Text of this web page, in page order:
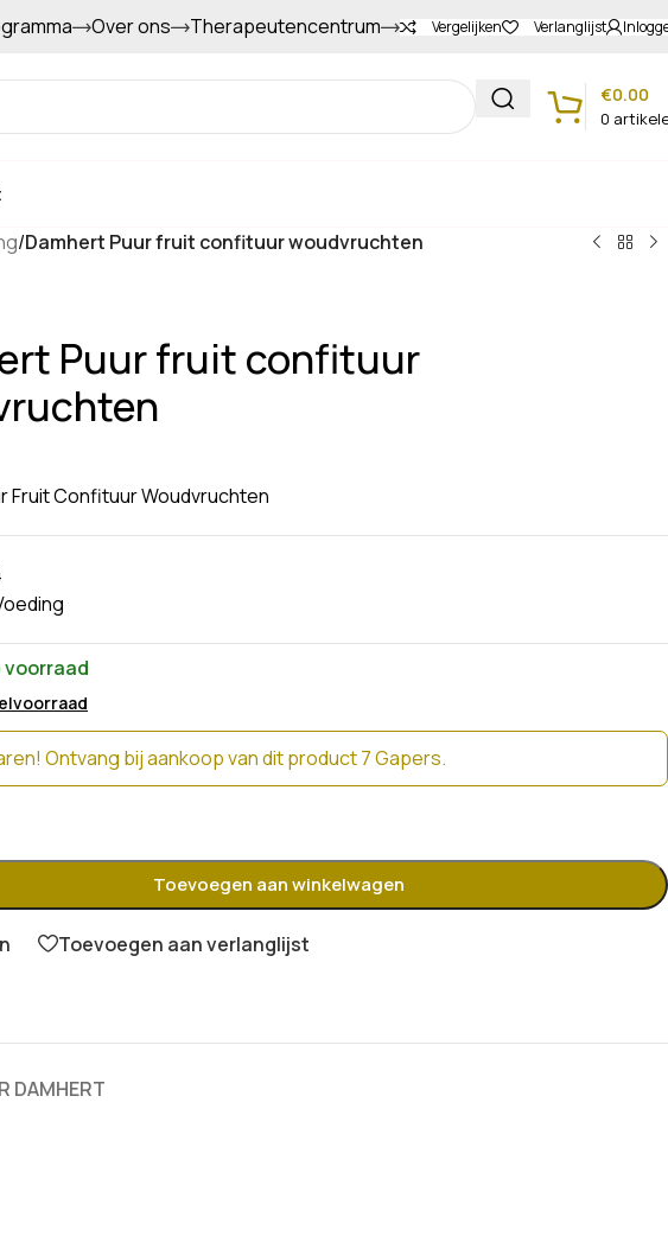
Gapers sparen voor extra korting
Over ons Therapeutencentrum Vergelijken Verlanglijst
0
€0.00
/Damhert Puur fruit confituur woudvruchten
Puur fruit confituur
Fruit Confituur Woudvruchten
voorraad
Ontvang bij aankoop van dit product 7 Gapers.
Toevoegen aan winkelwagen
Toevoegen aan verlanglijst
DAMHERT